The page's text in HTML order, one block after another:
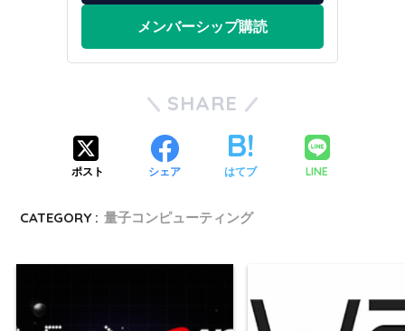
メンバーシップ購読
SHARE
ポスト シェア はてブ LINE
CATEGORY : 量子コンピューティング